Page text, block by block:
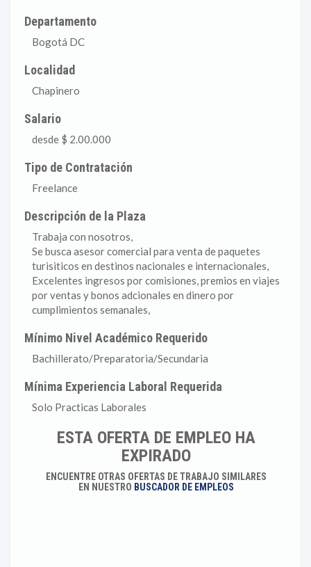
Departamento
Bogotá DC
Localidad
Chapinero
Salario
desde $ 2.00.000
Tipo de Contratación
Freelance
Descripción de la Plaza
Trabaja con nosotros,
Se busca asesor comercial para venta de paquetes
turisiticos en destinos nacionales e internacionales,
Excelentes ingresos por comisiones, premios en viajes
por ventas y bonos adcionales en dinero por
cumplimientos semanales,
Mínimo Nivel Académico Requerido
Bachillerato/Preparatoria/Secundaria
Mínima Experiencia Laboral Requerida
Solo Practicas Laborales
ESTA OFERTA DE EMPLEO HA
EXPIRADO
ENCUENTRE OTRAS OFERTAS DE TRABAJO SIMILARES
EN NUESTRO BUSCADOR DE EMPLEOS